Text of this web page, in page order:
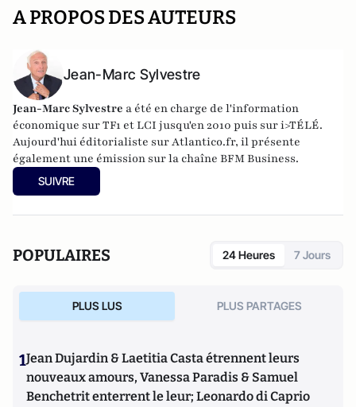
A PROPOS DES AUTEURS
Jean-Marc Sylvestre
Jean-Marc Sylvestre a été en charge de l'information
économique sur TF1 et LCI jusqu'en 2010 puis sur i>TÉLÉ.
Aujourd'hui éditorialiste sur Atlantico.fr, il présente
également une émission sur la chaîne BFM Business.
SUIVRE
POPULAIRES 24 Heures 7 Jours
PLUS LUS PLUS PARTAGES
1Jean Dujardin & Laetitia Casta étrennent leurs
nouveaux amours, Vanessa Paradis & Samuel
Benchetrit enterrent le leur; Leonardo di Caprio